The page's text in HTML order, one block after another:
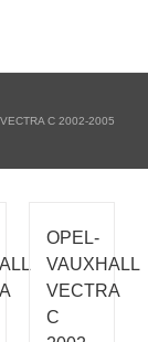
VECTRA C 2002-2005
OPEL-
VAUXHALL
VECTRA
C